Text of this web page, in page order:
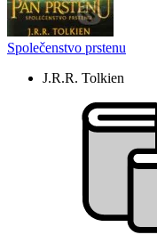
Společenstvo prstenu
J.R.R. Tolkien